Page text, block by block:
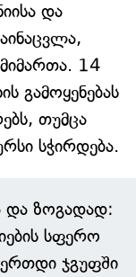
და
14
გამოყენებას
თუმცა
სჭირდება.
და ზოგადად:
სფერო
ჯგუფში